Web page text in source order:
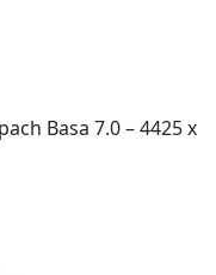
Basa 7.0 – 4425 x